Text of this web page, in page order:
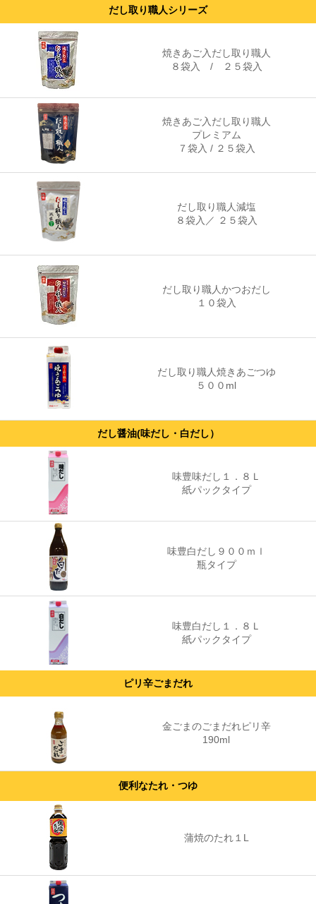
だし取り職人シリーズ
焼きあご入だし取り職人
８袋入 / ２５袋入
焼きあご入だし取り職人
プレミアム
７袋入 / ２５袋入
だし取り職人減塩
８袋入 ／ ２５袋入
だし取り職人かつおだし
１０袋入
だし取り職人焼きあごつゆ
５００ml
だし醤油(味だし・白だし）
味豊味だし１．８Ｌ
紙パックタイプ
味豊白だし９００ｍｌ
瓶タイプ
味豊白だし１．８Ｌ
紙パックタイプ
ピリ辛ごまだれ
金ごまのごまだれピリ辛
190ml
便利なたれ・つゆ
蒲焼のたれ１L